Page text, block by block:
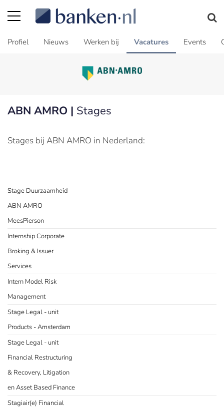
Profiel Nieuws Werken bij Vacatures Events
ABN AMRO | Stages
Stages bij ABN AMRO in Nederland:
Stage Duurzaamheid
ABN AMRO
MeesPierson
Internship Corporate
Broking & Issuer
Services
Intern Model Risk
Management
Stage Legal - unit
Products - Amsterdam
Stage Legal - unit
Financial Restructuring
& Recovery, Litigation
en Asset Based Finance
Stagiair(e) Financial